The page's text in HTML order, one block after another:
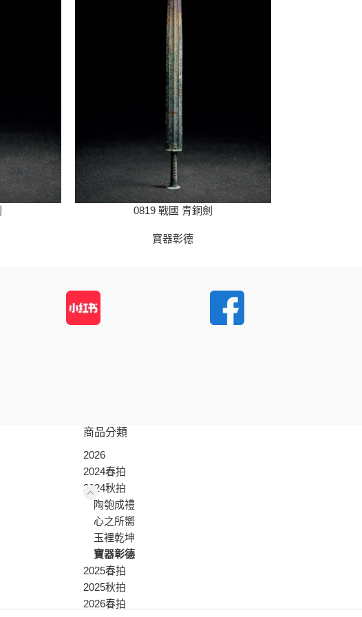
0819 戰國 青銅劍
寶器彰德
商品分類
2026
2024春拍
2024秋拍
陶匏成禮
心之所嚮
玉裡乾坤
寶器彰德
2025春拍
2025秋拍
2026春拍